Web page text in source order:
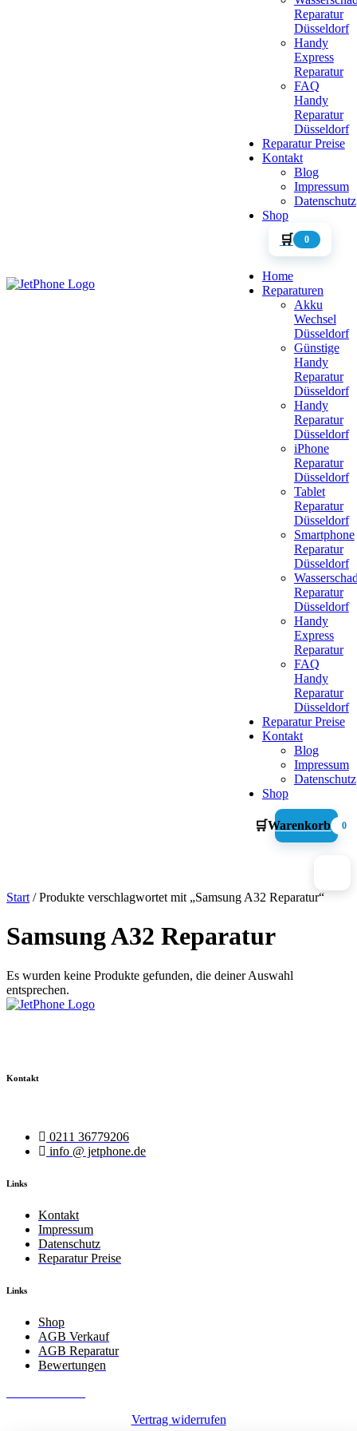
Reparatur
Düsseldorf
Handy
Express
Reparatur
FAQ
Handy
Reparatur
Düsseldorf
Reparatur Preise
Kontakt
Blog
Impressum
Datenschutz
Shop
🛒 0
Home
Reparaturen
Akku
Wechsel
Düsseldorf
Günstige
Handy
Reparatur
Düsseldorf
Handy
Reparatur
Düsseldorf
iPhone
Reparatur
Düsseldorf
Tablet
Reparatur
Düsseldorf
Smartphone
Reparatur
Düsseldorf
Reparatur
Düsseldorf
Handy
Express
Reparatur
FAQ
Handy
Reparatur
Düsseldorf
Reparatur Preise
Kontakt
Blog
Impressum
Datenschutz
Shop
🛒Warenkorb 0
Start / Produkte verschlagwortet mit „Samsung A32 Reparatur“
Samsung A32 Reparatur
Es wurden keine Produkte gefunden, die deiner Auswahl
entsprechen.
Kontakt
0211 36779206
info @ jetphone.de
Links
Kontakt
Impressum
Datenschutz
Reparatur Preise
Links
Shop
AGB Verkauf
AGB Reparatur
Bewertungen
Vertrag widerrufen